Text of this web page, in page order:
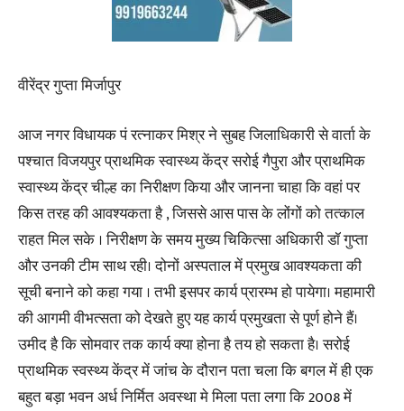
वीरेंद्र गुप्ता मिर्जापुर
आज नगर विधायक पं रत्नाकर मिश्र ने सुबह जिलाधिकारी से वार्ता के
पश्चात विजयपुर प्राथमिक स्वास्थ्य केंद्र सरोई गैपुरा और प्राथमिक
स्वास्थ्य केंद्र चील्ह का निरीक्षण किया और जानना चाहा कि वहां पर
किस तरह की आवश्यकता है , जिससे आस पास के लोंगों को तत्काल
राहत मिल सके । निरीक्षण के समय मुख्य चिकित्सा अधिकारी डॉ गुप्ता
और उनकी टीम साथ रही। दोनों अस्पताल में प्रमुख आवश्यकता की
सूची बनाने को कहा गया । तभी इसपर कार्य प्रारम्भ हो पायेगा। महामारी
की आगमी वीभत्सता को देखते हुए यह कार्य प्रमुखता से पूर्ण होने हैं।
उमीद है कि सोमवार तक कार्य क्या होना है तय हो सकता है। सरोई
प्राथमिक स्वस्थ्य केंद्र में जांच के दौरान पता चला कि बगल में ही एक
बहुत बड़ा भवन अर्ध निर्मित अवस्था मे मिला पता लगा कि 2008 में